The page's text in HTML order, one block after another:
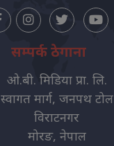
सम्पर्क ठेगाना
ओ.बी. मिडिया प्रा. लि.
स्वागत मार्ग, जनपथ टोल
विराटनगर
मोरङ, नेपाल